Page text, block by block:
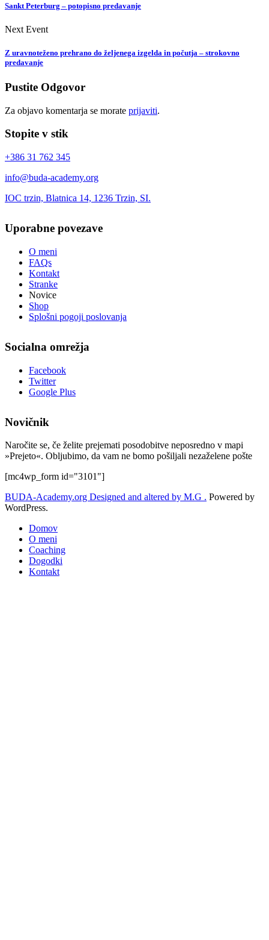
Sankt Peterburg – potopisno predavanje
Next Event
Z uravnoteženo prehrano do željenega izgelda in počutja – strokovno
predavanje
Pustite Odgovor
Za objavo komentarja se morate prijaviti.
Stopite v stik
+386 31 762 345
info@buda-academy.org
IOC trzin, Blatnica 14, 1236 Trzin, SI.
Uporabne povezave
O meni
FAQs
Kontakt
Stranke
Novice
Shop
Splošni pogoji poslovanja
Socialna omrežja
Facebook
Twitter
Google Plus
Novičnik
Naročite se, če želite prejemati posodobitve neposredno v mapi
»Prejeto«. Obljubimo, da vam ne bomo pošiljali nezaželene pošte
[mc4wp_form id="3101"]
BUDA-Academy.org Designed and altered by M.G . Powered by
WordPress.
Domov
O meni
Coaching
Dogodki
Kontakt